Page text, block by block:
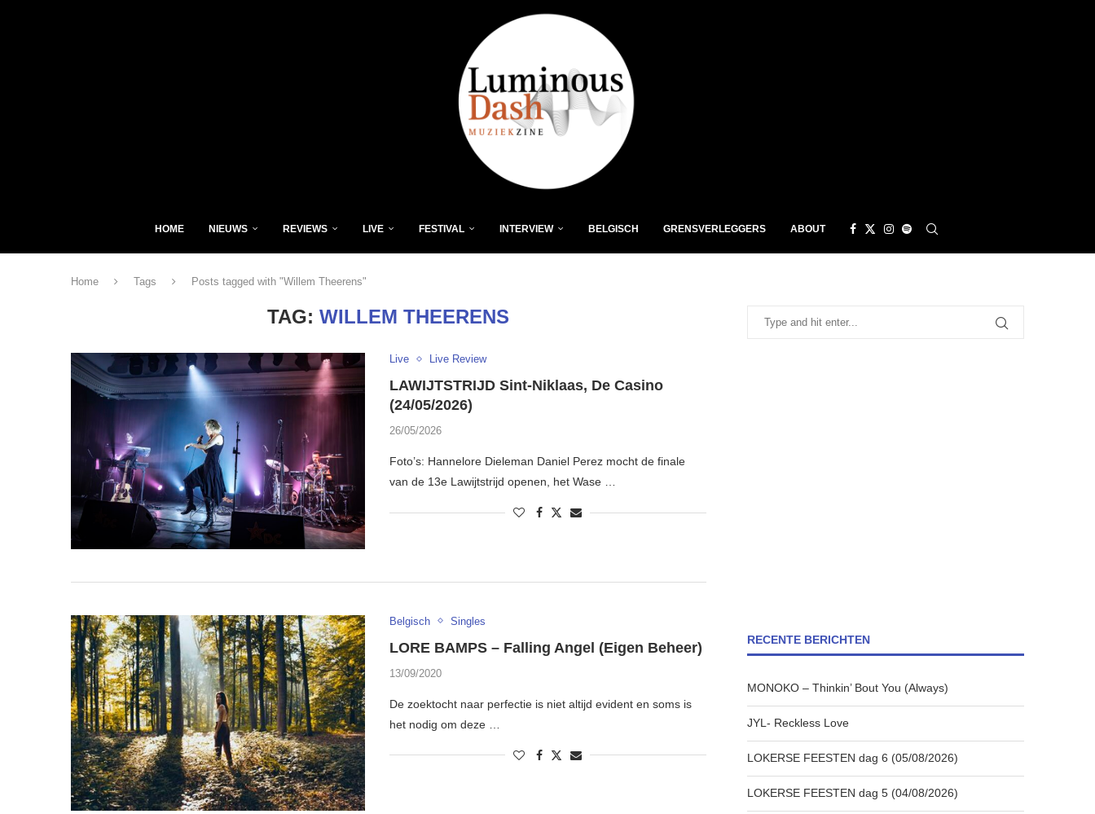
HOME NIEUWS REVIEWS LIVE FESTIVAL INTERVIEW BELGISCH GRENSVERLEGGERS ABOUT
Home Tags Posts tagged with "Willem Theerens"
TAG:WILLEM THEERENS
Live Live Review
LAWIJTSTRIJD Sint-Niklaas, De Casino
(24/05/2026)
26/05/2026
Foto’s: Hannelore Dieleman Daniel Perez mocht de finale
van de 13e Lawijtstrijd openen, het Wase …
Belgisch Singles
LORE BAMPS – Falling Angel (Eigen Beheer)
13/09/2020
De zoektocht naar perfectie is niet altijd evident en soms is
het nodig om deze …
RECENTE BERICHTEN
MONOKO – Thinkin’ Bout You (Always)
JYL- Reckless Love
LOKERSE FEESTEN dag 6 (05/08/2026)
LOKERSE FEESTEN dag 5 (04/08/2026)